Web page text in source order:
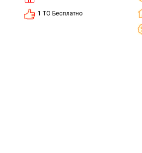
1 ТО Бесплатно